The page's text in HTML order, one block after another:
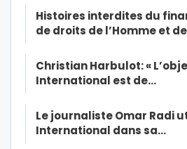
Histoires interdites du
de droits de l’Homme et
Christian Harbulot: «
International est de…
Le journaliste Omar Radi
International dans sa…